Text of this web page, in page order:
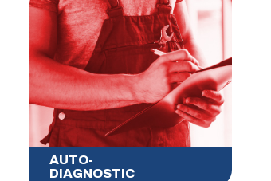
AUTO-
DIAGNOSTIC